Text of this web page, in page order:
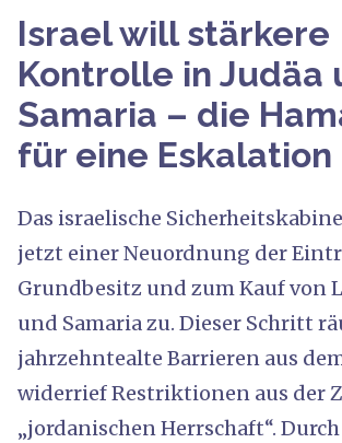
Israel will stärkere
Kontrolle in Judäa
Samaria – die
für eine Eskalation
Das israelische
jetzt einer Neuordnung der
Grundbesitz und zum Kauf von
und Samaria zu. Dieser Schritt
jahrzehntealte Barrieren aus
widerrief Restriktionen aus der
„jordanischen Herrschaft“.